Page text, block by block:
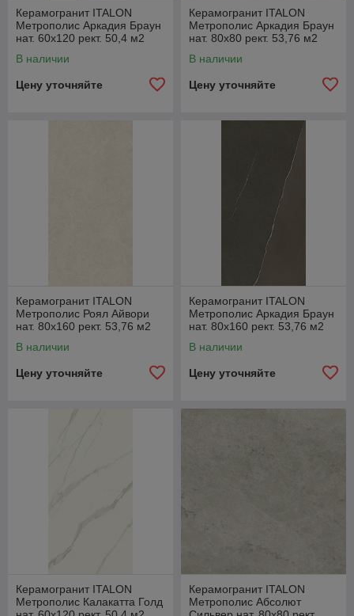
Керамогранит ITALON
Метрополис Аркадия Браун
нат. 60x120 рект. 50,4 м2
В наличии
Цену уточняйте
Керамогранит ITALON
Метрополис Аркадия Браун
нат. 80x80 рект. 53,76 м2
В наличии
Цену уточняйте
Керамогранит ITALON
Метрополис Роял Айвори
нат. 80x160 рект. 53,76 м2
В наличии
Цену уточняйте
Керамогранит ITALON
Метрополис Аркадия Браун
нат. 80x160 рект. 53,76 м2
В наличии
Цену уточняйте
Керамогранит ITALON
Метрополис Калакатта Голд
Керамогранит ITALON
Метрополис Абсолют